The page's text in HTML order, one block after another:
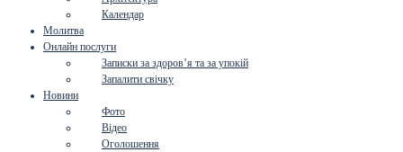
Календар
Молитва
Онлайн послуги
Записки за здоров’я та за упокій
Запалити свічку
Новини
Фото
Відео
Оголошення